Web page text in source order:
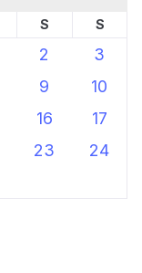
S S
2
3
9
10
16
17
23
24